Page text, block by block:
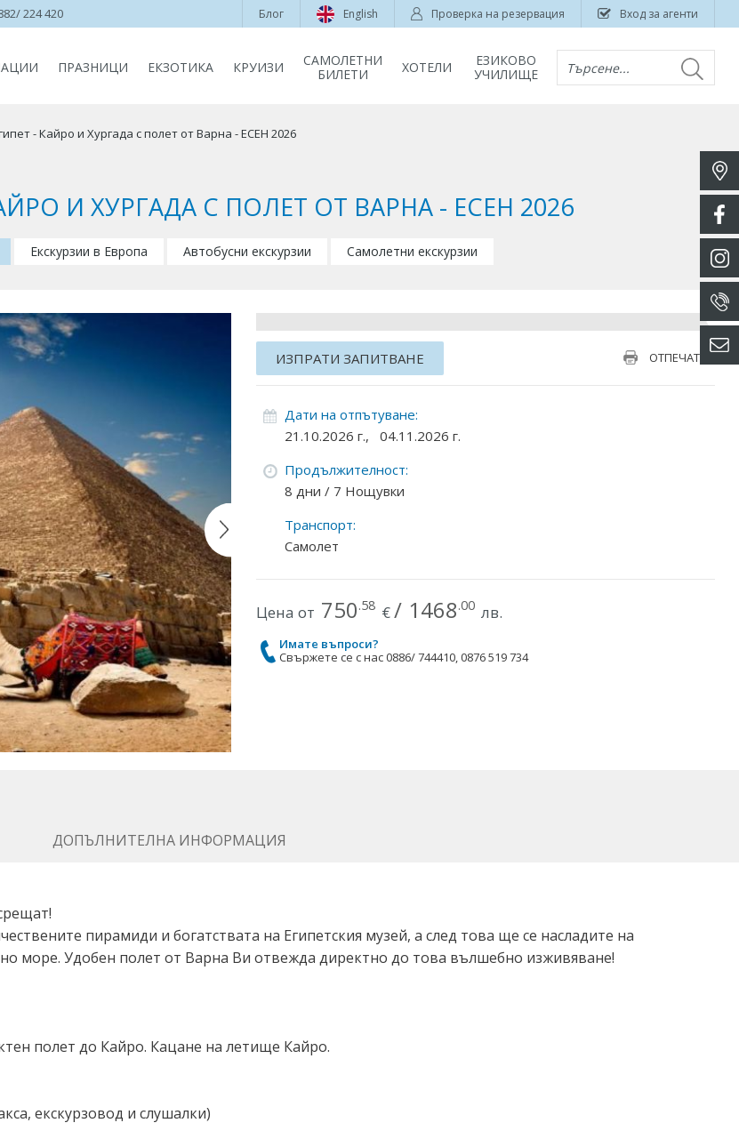
224 420 Блог English Проверка на резервация Вход за агенти
ПРАЗНИЦИ ЕКЗОТИКА КРУИЗИ
САМОЛЕТНИ
БИЛЕТИ
ХОТЕЛИ
ЕЗИКОВО
УЧИЛИЩЕ
Търсене...
- Кайро и Хургада с полет от Варна - ЕСЕН 2026
И ХУРГАДА С ПОЛЕТ ОТ ВАРНА - ЕСЕН 2026
Екскурзии в Европа Автобусни екскурзии Самолетни екскурзии
ИЗПРАТИ ЗАПИТВАНЕ ОТПЕЧАТАЙ
Дати на отпътуване:
21.10.2026 г.,04.11.2026 г.
Продължителност:
8 дни / 7 Нощувки
Транспорт:
Самолет
Цена от 750.58 €/ 1468.00 лв.
Имате въпроси?
Свържете се с нас 0886/ 744410, 0876 519 734
ДОПЪЛНИТЕЛНА ИНФОРМАЦИЯ
пирамиди и богатствата на Египетския музей, а след това ще се насладите на
море. Удобен полет от Варна Ви отвежда директно до това вълшебно изживяване!
полет до Кайро. Кацане на летище Кайро.
екскурзовод и слушалки)